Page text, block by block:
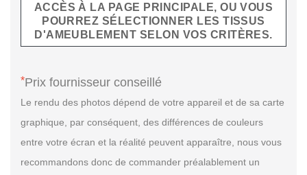
ACCÈS À LA PAGE PRINCIPALE, OU VOUS
POURREZ SÉLECTIONNER LES TISSUS
D'AMEUBLEMENT SELON VOS CRITÈRES.
*Prix fournisseur conseillé
Le rendu des photos dépend de votre appareil et de sa carte
graphique, par conséquent, des différences de couleurs
entre votre écran et la réalité peuvent apparaître, nous vous
recommandons donc de commander préalablement un